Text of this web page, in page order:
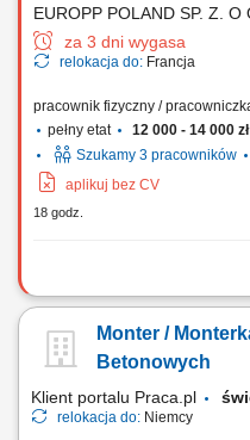
EUROPP POLAND SP. Z. O
za 3 dni wygasa
relokacja do: Francja
pracownik fizyczny /
pełny etat
12 000 - 14 000 zł
Szukamy 3 pracowników
aplikuj bez CV
18 godz.
Zakres obowiązków:
elementów o grubości 5–25
dbanie o jakość i zgodność
Monter /
Betonowych
Klient portalu Praca.pl
relokacja do: Niemcy